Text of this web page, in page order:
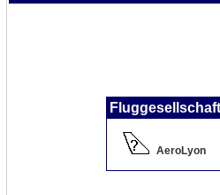
Fluggesellschaft
AeroLyon